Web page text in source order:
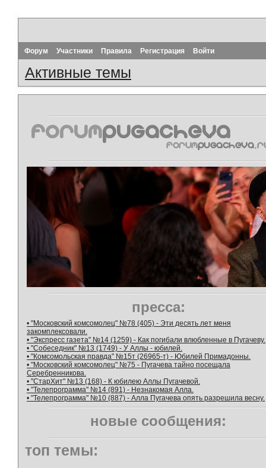
Форум Участники Правила Регистрация Войти
Активные темы
пресса:
• "Московский комсомолец" №78 (405) - Эти десять лет меня
закомплексовали.
• "Экспресс газета" №14 (1259) - Как погибали влюбленные в Пугачеву.
• "Собеседник" №13 (1749) - У Аллы - юбилей.
• "Комсомольская правда" №15т (26965-т) - Юбилей Примадонны.
• "Московский комсомолец" №75 - Пугачева тайно посещала
Серебренникова.
• "СтарХит" №13 (168) - К юбилею Аллы Пугачевой.
• "Телепрограмма" №14 (891) - Незнакомая Алла.
• "Телепрограмма" №10 (887) - Алла Пугачева опять разрешила весну.
новые сообщения:
топ темы: